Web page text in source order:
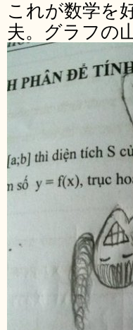
これが数学を
夫。グラフの